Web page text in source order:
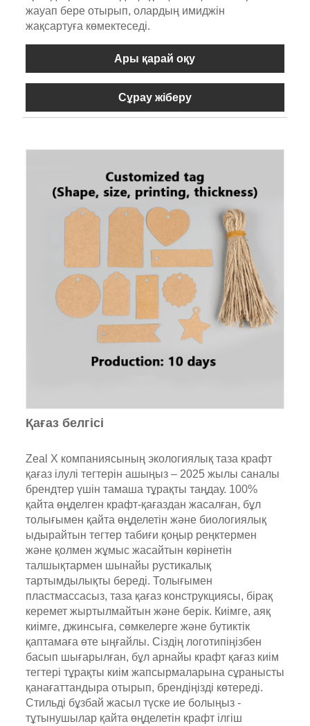
жауап бере отырып, олардың имиджін
жақсартуға көмектеседі.
Ары қарай оқу
Сұрау жіберу
Қағаз белгісі
Zeal X компаниясының экологиялық таза крафт
қағаз ілулі тегтерін ашыңыз – 2025 жылы саналы
брендтер үшін тамаша тұрақты таңдау. 100%
қайта өңделген крафт-қағаздан жасалған, бұл
толығымен қайта өңделетін және биологиялық
ыдырайтын тегтер табиғи қоңыр реңктермен
және қолмен жұмыс жасайтын көрінетін
талшықтармен шынайы рустикалық
тартымдылықты береді. Толығымен
пластмассасыз, таза қағаз конструкциясы, бірақ
керемет жыртылмайтын және берік. Киімге, аяқ
киімге, джинсыға, сөмкелерге және бутиктік
қаптамаға өте ыңғайлы. Сіздің логотипіңізбен
басып шығарылған, бұл арнайы крафт қағаз киім
тегтері тұрақты киім жапсырмаларына сұранысты
қанағаттандыра отырып, брендіңізді көтереді.
Стильді бұзбай жасыл түске ие болыңыз -
тұтынушылар қайта өңделетін крафт ілгіш